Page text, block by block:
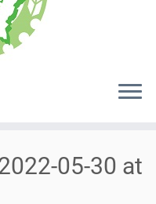
05-30 at